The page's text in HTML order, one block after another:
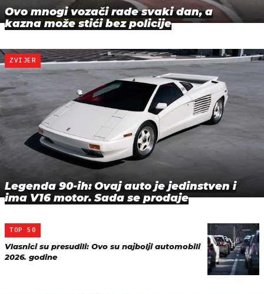
Ovo mnogi vozači rade svaki dan, a
kazna može stići bez policije
ZVIJER
Legenda 90-ih: Ovaj auto je jedinstven i
ima V16 motor. Sada se prodaje
TOP 50
Vlasnici su presudili: Ovo su najbolji automobili
2026. godine